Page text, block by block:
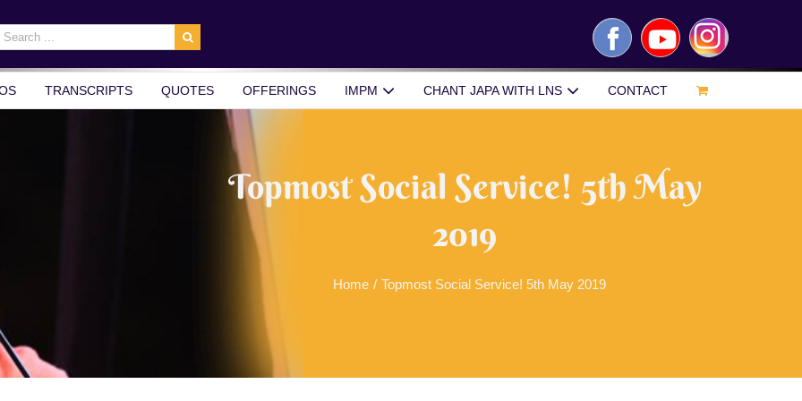
FacebookYouTubeInstagram
TRANSCRIPTS QUOTES OFFERINGS IMPM CHANT JAPA WITH LNS CONTACT
Topmost Social Service! 5th May
2019
Home / Topmost Social Service! 5th May 2019